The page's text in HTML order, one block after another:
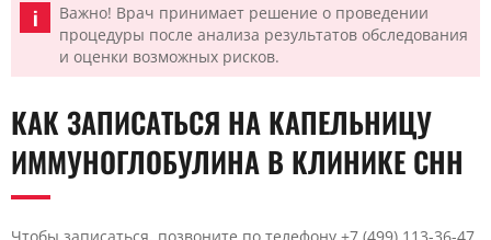
Важно! Врач принимает решение о проведении
процедуры после анализа результатов обследования
и оценки возможных рисков.
КАК ЗАПИСАТЬСЯ НА КАПЕЛЬНИЦУ
ИММУНОГЛОБУЛИНА В КЛИНИКЕ CHH